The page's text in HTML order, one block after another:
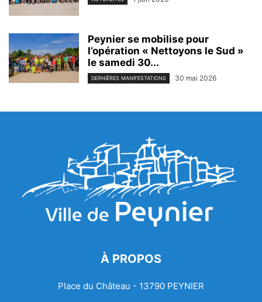
Peynier se mobilise pour
l’opération « Nettoyons le Sud »
le samedi 30...
DERNIÈRES MANIFESTATIONS 30 mai 2026
À PROPOS
Place du Château - 13790 PEYNIER